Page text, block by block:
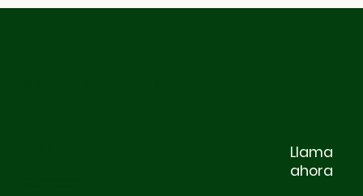
Llama
ahora